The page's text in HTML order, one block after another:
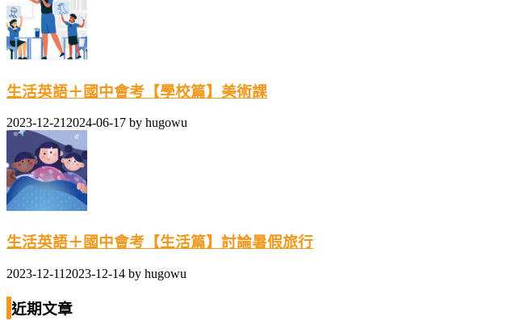
生活英語＋國中會考【學校篇】美術課
2023-12-212024-06-17 by hugowu
生活英語＋國中會考【生活篇】討論暑假旅行
2023-12-11 2023-12-14 by hugowu
近期文章